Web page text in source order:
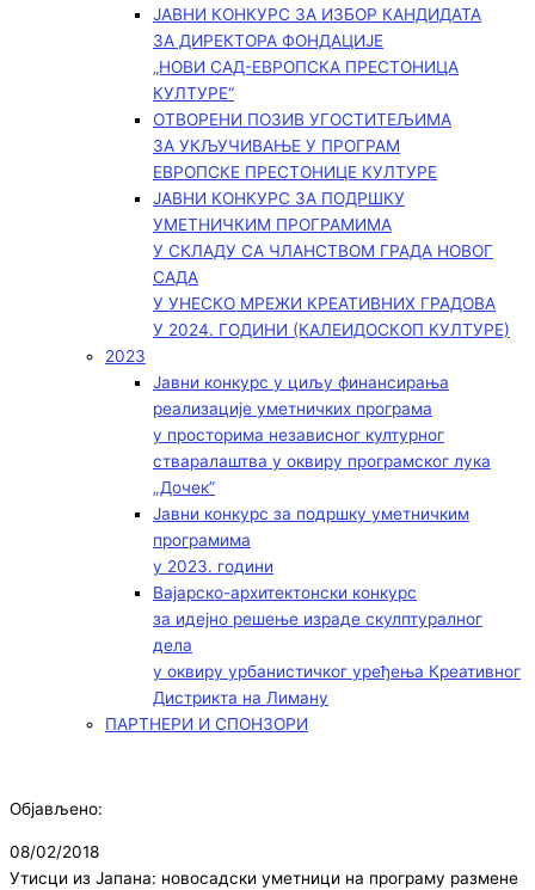
ЈАВНИ КОНКУРС ЗА ИЗБОР КАНДИДАТА
ЗА ДИРЕКТОРА ФОНДАЦИЈЕ
„НОВИ САД-ЕВРОПСКА ПРЕСТОНИЦА
КУЛТУРЕ“
ОТВОРЕНИ ПОЗИВ УГОСТИТЕЉИМА
ЗА УКЉУЧИВАЊЕ У ПРОГРАМ
ЕВРОПСКЕ ПРЕСТОНИЦЕ КУЛТУРЕ
ЈАВНИ КОНКУРС ЗА ПОДРШКУ
УМЕТНИЧКИМ ПРОГРАМИМА
У СКЛАДУ СА ЧЛАНСТВОМ ГРАДА НОВОГ
САДА
У УНЕСКО МРЕЖИ КРЕАТИВНИХ ГРАДОВА
У 2024. ГОДИНИ (КАЛЕИДОСКОП КУЛТУРЕ)
2023
Јавни конкурс у циљу финансирања
реализације уметничких програма
у просторима независног културног
стваралаштва у оквиру програмског лука
„Дочек”
Јавни конкурс за подршку уметничким
програмима
у 2023. години
Вајарско-архитектонски конкурс
за идејно решење израде скулптуралног
дела
у оквиру урбанистичког уређења Креативног
Дистрикта на Лиману
ПАРТНЕРИ И СПОНЗОРИ
Објављено:
08/02/2018
Утисци из Јапана: новосадски уметници на програму размене